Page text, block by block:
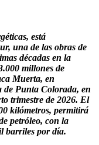
está
una de las obras de
décadas en la
millones de
Muerta, en
Punta Colorada, en
trimestre de 2026. El
kilómetros, permitirá
petróleo, con la
barriles por día.